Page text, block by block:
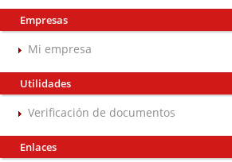
Empresas
Mi empresa
Utilidades
Verificación de documentos
Enlaces